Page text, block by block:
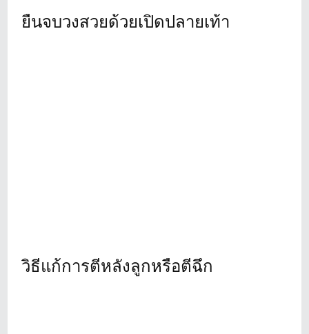
ยืนจบวงสวยด้วยเปิดปลายเท้า
วิธีแก้การตีหลังลูกหรือตีฉึก